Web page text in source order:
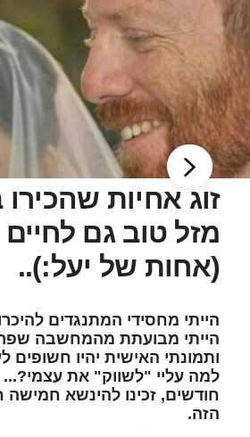
זוג אחיות
מזל טוב גם
(אחות של יעל:)..
הייתי מחסידי המתנגדים
הייתי מבועתת מהמחשבה
ותמונתי האישית יהיו חשופים
למה עליי "לשווק" את
חודשים, זכינו להינשא
הזה.